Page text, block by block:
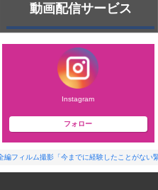
動画配信サービス
Instagram
フォロー
編フィルム撮影「今までに経験したことがな